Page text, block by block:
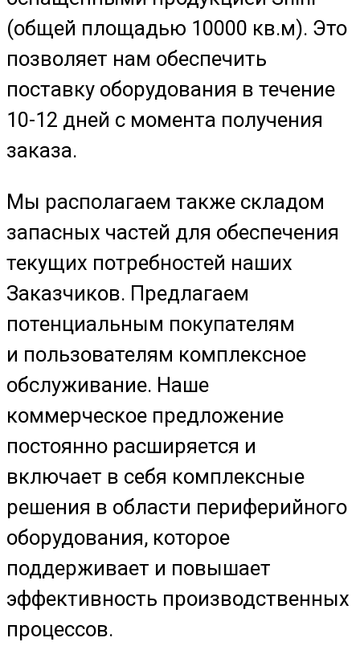
(общей площадью 10000 кв.м). Это
позволяет нам обеспечить
поставку оборудования в течение
10-12 дней с момента получения
заказа.
Мы располагаем также складом
запасных частей для обеспечения
текущих потребностей наших
Заказчиков. Предлагаем
потенциальным покупателям
и пользователям комплексное
обслуживание. Наше
коммерческое предложение
постоянно расширяется и
включает в себя комплексные
решения в области периферийного
оборудования, которое
поддерживает и повышает
эффективность производственных
процессов.